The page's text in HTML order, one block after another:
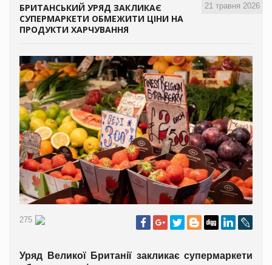
21 травня 2026
БРИТАНСЬКИЙ УРЯД ЗАКЛИКАЄ
СУПЕРМАРКЕТИ ОБМЕЖИТИ ЦІНИ НА
ПРОДУКТИ ХАРЧУВАННЯ
275
Уряд Великої Британії закликає супермаркети